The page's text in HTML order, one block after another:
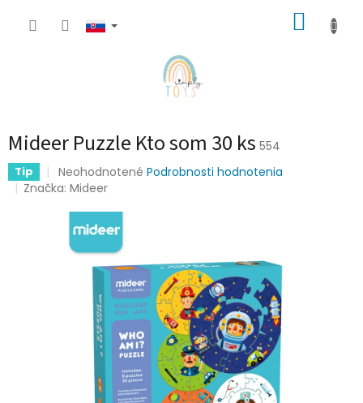
Mideer Puzzle Kto som 30 ks 554
Tip
Priemerné
hodnotenie
0,0
hviezdičiek.
Neohodnotené Podrobnosti hodnotenia
Značka:Mideer